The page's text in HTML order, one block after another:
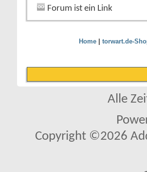
Forum ist ein Link
Home| torwart.de-
Alle
Copyright ©2026